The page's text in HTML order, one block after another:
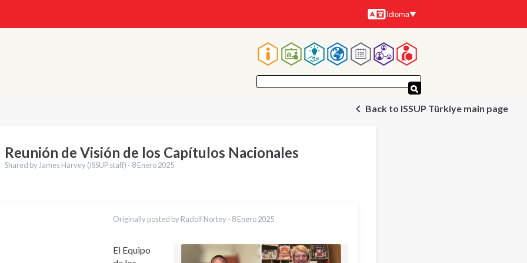
Idiomas
Idioma
Navegación
principal
Back to ISSUP Türkiye main page
Reunión de Visión de los Capítulos Nacionales
Shared by James Harvey (ISSUP staff) - 8 Enero 2025
Originally posted by Radolf Nortey - 8 Enero 2025
El Equipo